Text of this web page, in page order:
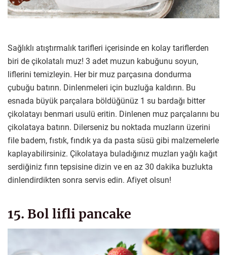
Sağlıklı atıştırmalık tarifleri içerisinde en kolay tariflerden
biri de çikolatalı muz! 3 adet muzun kabuğunu soyun,
liflerini temizleyin. Her bir muz parçasına dondurma
çubuğu batırın. Dinlenmeleri için buzluğa kaldırın. Bu
esnada büyük parçalara böldüğünüz 1 su bardağı bitter
çikolatayı benmari usulü eritin. Dinlenen muz parçalarını bu
çikolataya batırın. Dilerseniz bu noktada muzların üzerini
file badem, fıstık, fındık ya da pasta süsü gibi malzemelerle
kaplayabilirsiniz. Çikolataya buladığınız muzları yağlı kağıt
serdiğiniz fırın tepsisine dizin ve en az 30 dakika buzlukta
dinlendirdikten sonra servis edin. Afiyet olsun!
15. Bol lifli pancake